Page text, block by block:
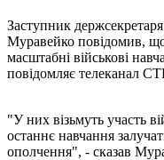
Заступник
Муравейко повідомив,
масштабні військові
повідомляє телеканал
"У них візьмуть участь
останнє навчання
ополчення", - сказав